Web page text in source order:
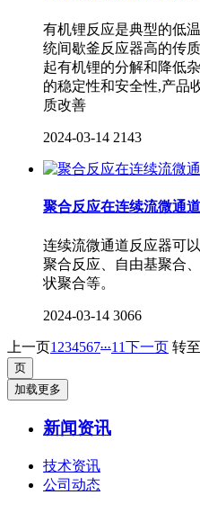
有机锂反应是典型的低
统间歇釜反应器高的传
起有机锂的分解和降低
的稳定性和安全性,产品
质改善
2024-03-14 2143
聚合反应在连续流微通
连续流微通道反应器可
聚合反应、自由基聚合
状聚合等。
2024-03-14 3066
上一页1 234567...11下一页 转
加载更多
新闻资讯
技术资讯
公司动态